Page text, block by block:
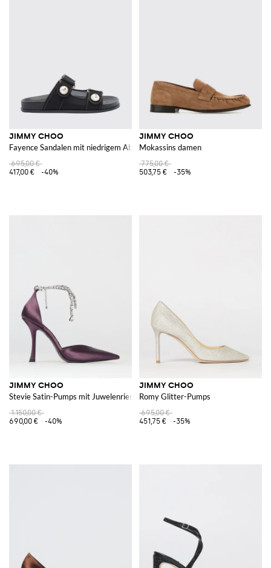
JIMMY CHOO
Fayence Sandalen mit niedrigem Absatz aus Nylon-Mesh mit
695,00 €
417,00 €
-40%
JIMMY CHOO
Mokassins damen
775,00 €
503,75 €
-35%
JIMMY CHOO
Stevie Satin-Pumps mit Juwelenriemen
1.150,00 €
690,00 €
-40%
JIMMY CHOO
Romy Glitter-Pumps
695,00 €
451,75 €
-35%